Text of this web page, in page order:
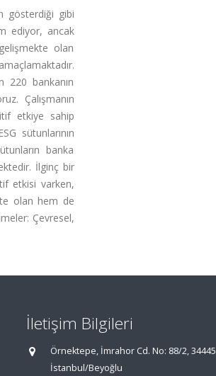
gösterdiği gibi
ediyor, ancak
olan
220 bankanın
Çalışmanın
etkiye sahip
sütunlarının
banka
İlginç bir
etkisi varken,
olan hem de
Çevresel,
İletişim Bilgileri
Örnektepe, İmrahor Cd. No: 88/2, 34445
İstanbul/Beyoğlu